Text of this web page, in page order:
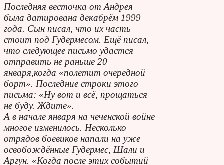
Последняя весточка от Андрея
была датирована декабрём 1999
года. Сын писал, что их часть
стоит под Гудермесом. Ещё писал,
что следующее письмо удастся
отправить не раньше 20
января,когда «полетит очередной
борт». Последние строки этого
письма: «Ну вот и всё, прощаться
не буду. Ждите».
А в начале января на чеченской войне
многое изменилось. Несколько
отрядов боевиков напали на уже
освобождённые Гудермес, Шали и
Аргун. «Когда после этих событий